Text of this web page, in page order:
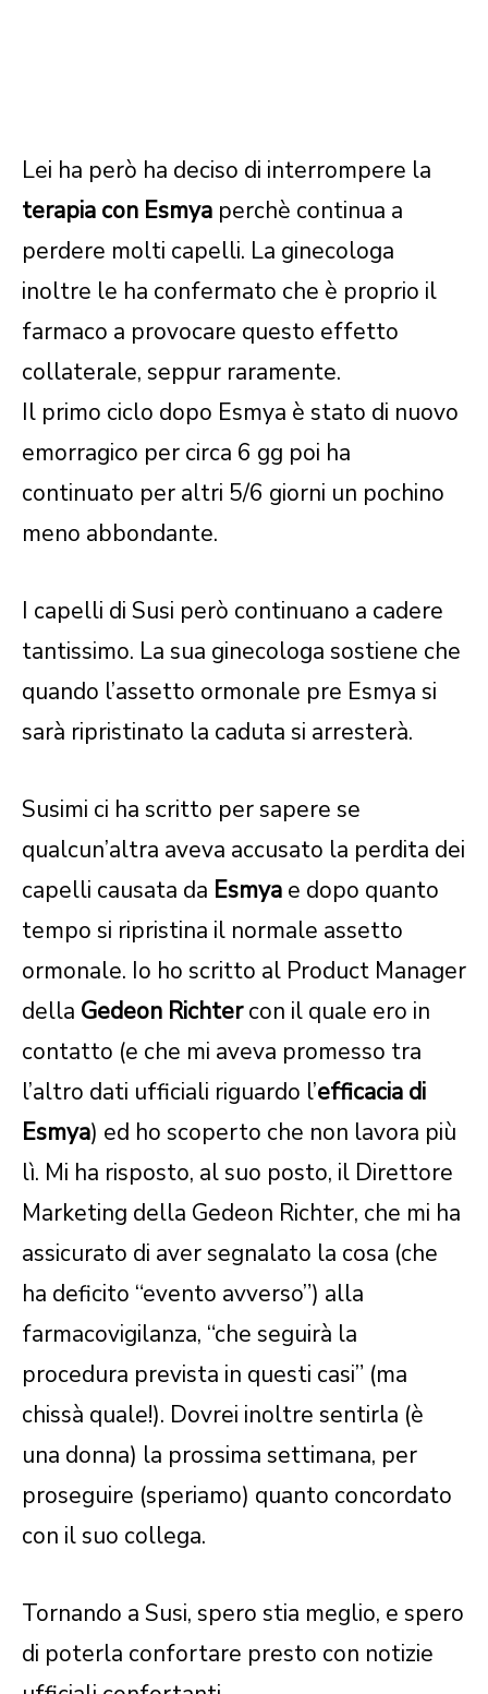
Lei ha però ha deciso di interrompere la
terapia con Esmya perchè continua a
perdere molti capelli. La ginecologa
inoltre le ha confermato che è proprio il
farmaco a provocare questo effetto
collaterale, seppur raramente.
Il primo ciclo dopo Esmya è stato di nuovo
emorragico per circa 6 gg poi ha
continuato per altri 5/6 giorni un pochino
meno abbondante.
I capelli di Susi però continuano a cadere
tantissimo. La sua ginecologa sostiene che
quando l’assetto ormonale pre Esmya si
sarà ripristinato la caduta si arresterà.
Susimi ci ha scritto per sapere se
qualcun’altra aveva accusato la perdita dei
capelli causata da Esmya e dopo quanto
tempo si ripristina il normale assetto
ormonale. Io ho scritto al Product Manager
della Gedeon Richtercon il quale ero in
contatto (e che mi aveva promesso tra
l’altro dati ufficiali riguardo l’efficacia di
Esmya) ed ho scoperto che non lavora più
lì. Mi ha risposto, al suo posto, il Direttore
Marketing della Gedeon Richter, che mi ha
assicurato di aver segnalato la cosa (che
ha deficito “evento avverso”) alla
farmacovigilanza, “che seguirà la
procedura prevista in questi casi” (ma
chissà quale!). Dovrei inoltre sentirla (è
una donna) la prossima settimana, per
proseguire (speriamo) quanto concordato
con il suo collega.
Tornando a Susi, spero stia meglio, e spero
di poterla confortare presto con notizie